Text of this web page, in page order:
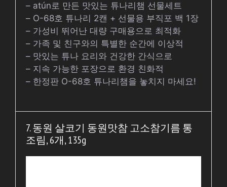
– atún로 만든 맛있는 튜나리챔 선물세트
– O-68호 튜나리 2캔 + 선물용 부직포 백 1장
– 가성비 뛰어난 대량 구매용으로 최적화
– 가족 및 친구와의 특별한 순간에 이상적
– 맛있는 튜나 요리와 건강한 간식으로
– 지속 가능한 포장으로 환경 친화적
– 한정판 O-68호 튜나리챔을 놓치지 마세요!
7. 동원 살코기 동원맛참 고소참기름 통
조림, 6개, 135g